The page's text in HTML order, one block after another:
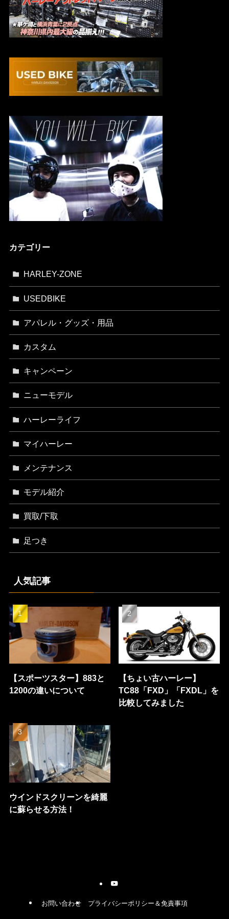
カテゴリー
HARLEY-ZONE
USEDBIKE
アパレル・グッズ・用品
カスタム
キャンペーン
ニューモデル
ハーレーライフ
マイハーレー
メンテナンス
モデル紹介
買取/下取
足つき
人気記事
【スポーツスター】883と
1200の違いについて
【ちょい古ハーレー】
TC88「FXD」「FXDL」を
比較してみました
ウインドスクリーンを綺麗
に蘇らせる方法！
お問い合わせ プライバシーポリシー＆免責事項